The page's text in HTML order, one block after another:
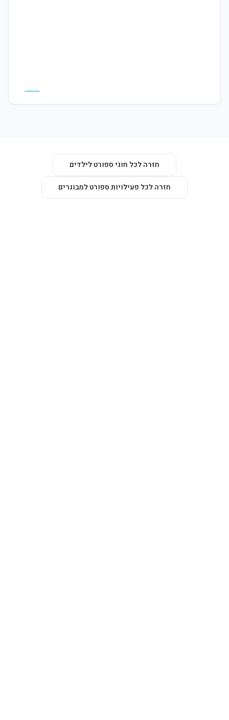
חזרה לכל חוגי ספורט לילדים
חזרה לכל פעילויות ספורט למבוגרים